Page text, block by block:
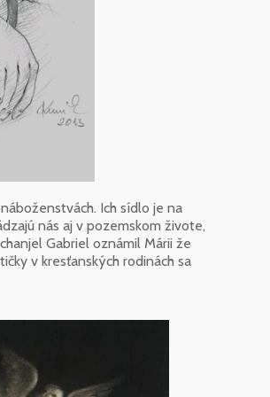
Ich sídlo je na
nás aj v pozemskom živote,
Gabriel oznámil Márii že
v kresťanských rodinách sa